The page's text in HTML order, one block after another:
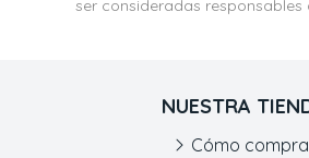
ser consideradas responsables
NUESTRA
Cómo